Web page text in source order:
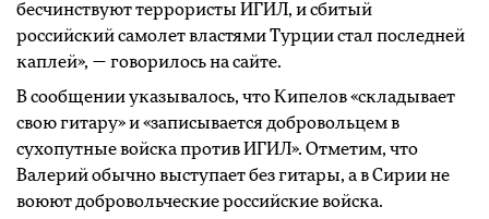
бесчинствуют террористы ИГИЛ, и сбитый
российский самолет властями Турции стал последней
каплей», — говорилось на сайте.
В сообщении указывалось, что Кипелов «складывает
свою гитару» и «записывается добровольцем в
сухопутные войска против ИГИЛ». Отметим, что
Валерий обычно выступает без гитары, а в Сирии не
воюют добровольческие российские войска.